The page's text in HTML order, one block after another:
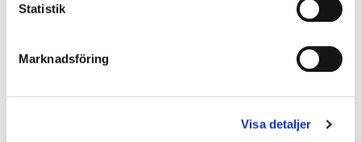
Statistik
Marknadsföring
Visa detaljer